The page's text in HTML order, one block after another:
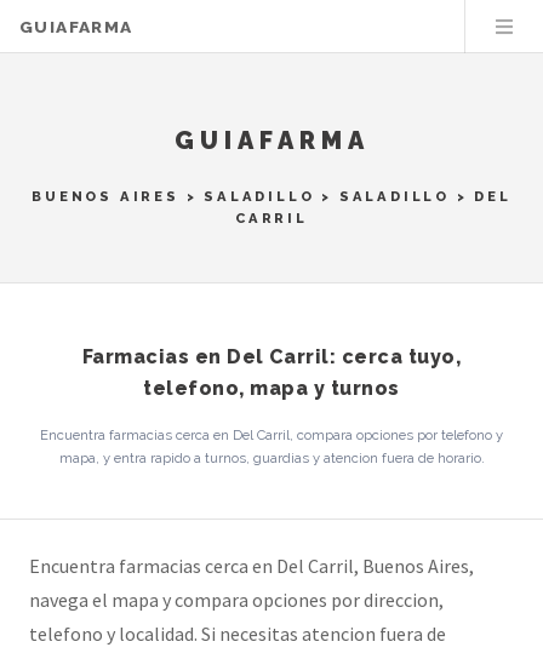
GUIAFARMA
GUIAFARMA
BUENOS AIRES > SALADILLO > SALADILLO
> DEL
CARRIL
Farmacias en Del Carril: cerca tuyo,
telefono, mapa y turnos
Encuentra farmacias cerca en Del Carril, compara opciones por telefono y
mapa, y entra rapido a turnos, guardias y atencion fuera de horario.
Encuentra farmacias cerca en Del Carril, Buenos Aires,
navega el mapa y compara opciones por direccion,
telefono y localidad. Si necesitas atencion fuera de